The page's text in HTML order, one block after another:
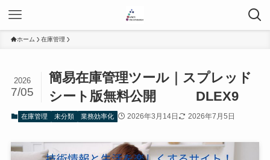
ホーム 在庫管理
簡易在庫管理ツール｜スプレッド
シート版無料公開 DLEX9
2026
7/05
在庫管理 未分類 業務効率化 2026年3月14日 2026年7月5日